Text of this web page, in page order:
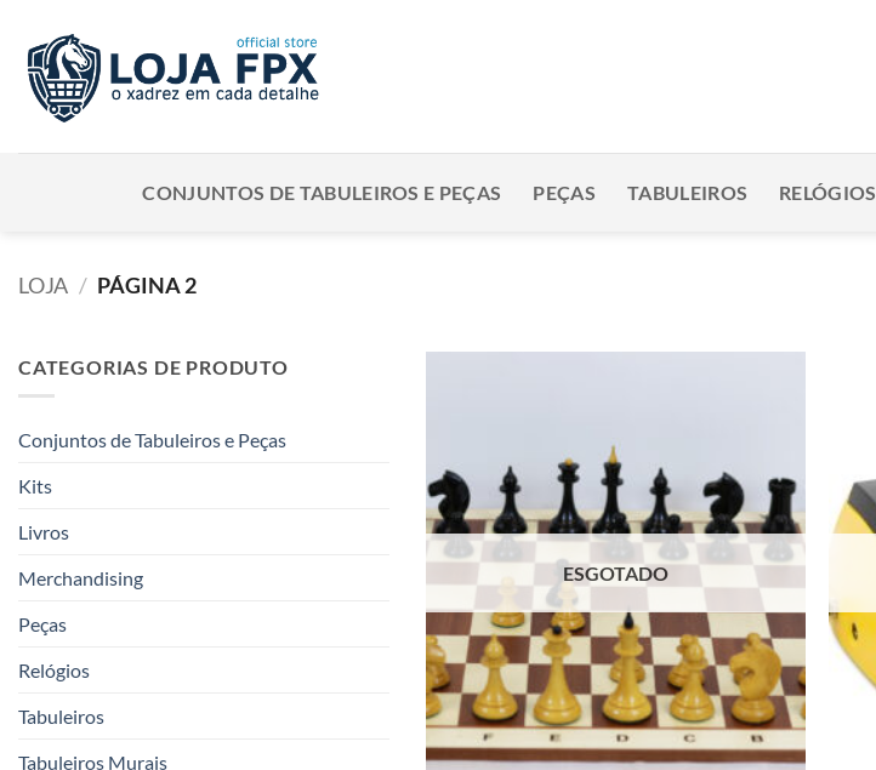
content
CONJUNTOS DE TABULEIROS E PEÇAS PEÇAS TABULEIROS RELÓGIOS
LOJA / PÁGINA 2
CATEGORIAS DE PRODUTO
Conjuntos de Tabuleiros e Peças
Kits
Livros
Merchandising
Peças
Relógios
Tabuleiros
Tabuleiros Murais
ESGOTADO